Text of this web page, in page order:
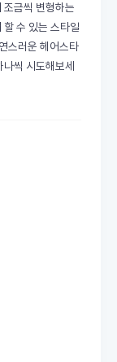
조금씩 변형하는
수 있는 스타일
스러운 헤어스타
씩 시도해보세